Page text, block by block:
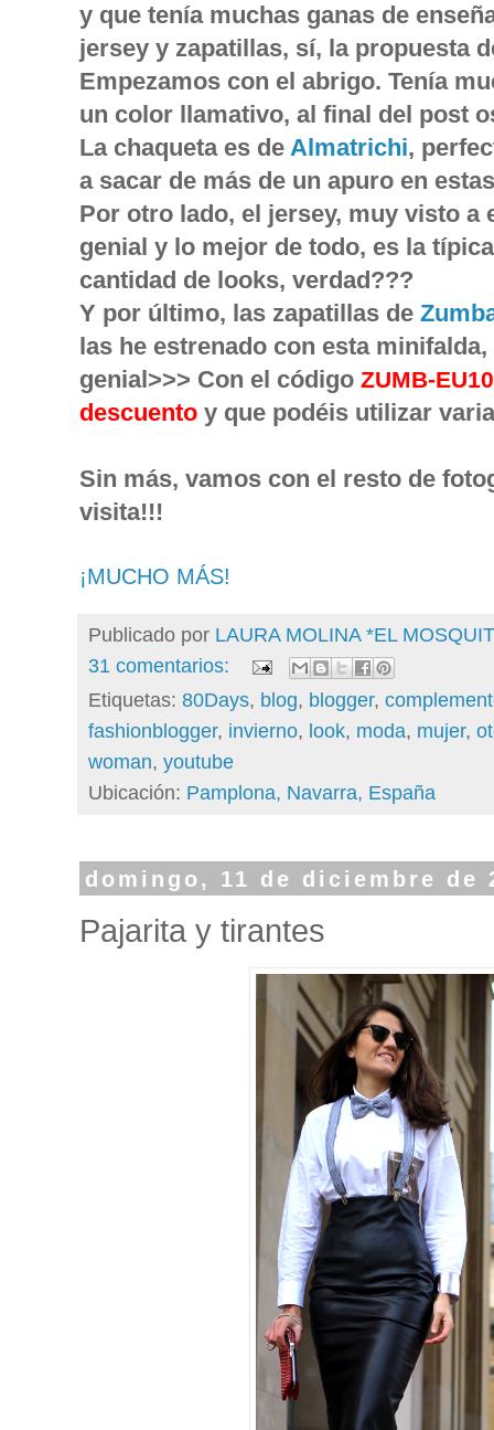
y que tenía muchas ganas de
jersey y zapatillas, sí, la propuesta
Empezamos con el abrigo. Tenía
un color llamativo, al final del post
La chaqueta es de Almatrichi,
a sacar de más de un apuro en
Por otro lado, el jersey, muy visto a
genial y lo mejor de todo, es la
cantidad de looks, verdad???
Y por último, las zapatillas de
las he estrenado con esta
genial>>> Con el código ZUMB-
descuento y que podéis utilizar
Sin más, vamos con el resto de
visita!!!
¡MUCHO MÁS!
Publicado por LAURA MOLINA *EL
31 comentarios:
Etiquetas: 80Days, blog, blogger,
fashionblogger, invierno, look, moda, mujer,
woman, youtube
Ubicación: Pamplona, Navarra, España
domingo, 11 de diciembre de
Pajarita y tirantes